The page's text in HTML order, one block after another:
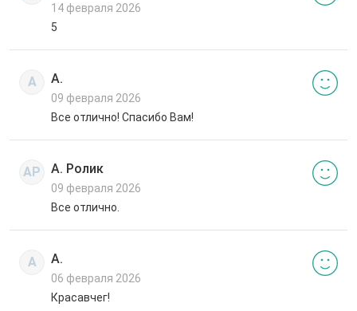
14 февраля 2026
5
А А.
09 февраля 2026
Все отлично! Спасибо Вам!
АР А. Ролик
09 февраля 2026
Все отлично.
А А.
06 февраля 2026
Красавчег!